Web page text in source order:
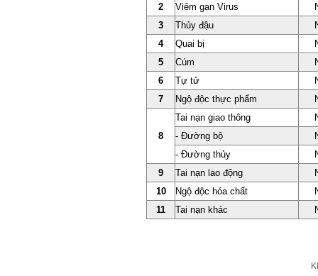
2
Viêm gan Virus
3
Thủy đậu
4
Quai bị
5
Cúm
6
Tự tử
7
Ngộ độc thực phẩm
8
Tai nạn giao thông
- Đường bộ
- Đường thủy
9
Tai nạn lao động
10
Ngộ độc hóa chất
11
Tai nạn khác